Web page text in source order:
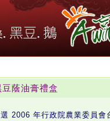
蔭油膏禮盒
2006 年行政院農業委員會